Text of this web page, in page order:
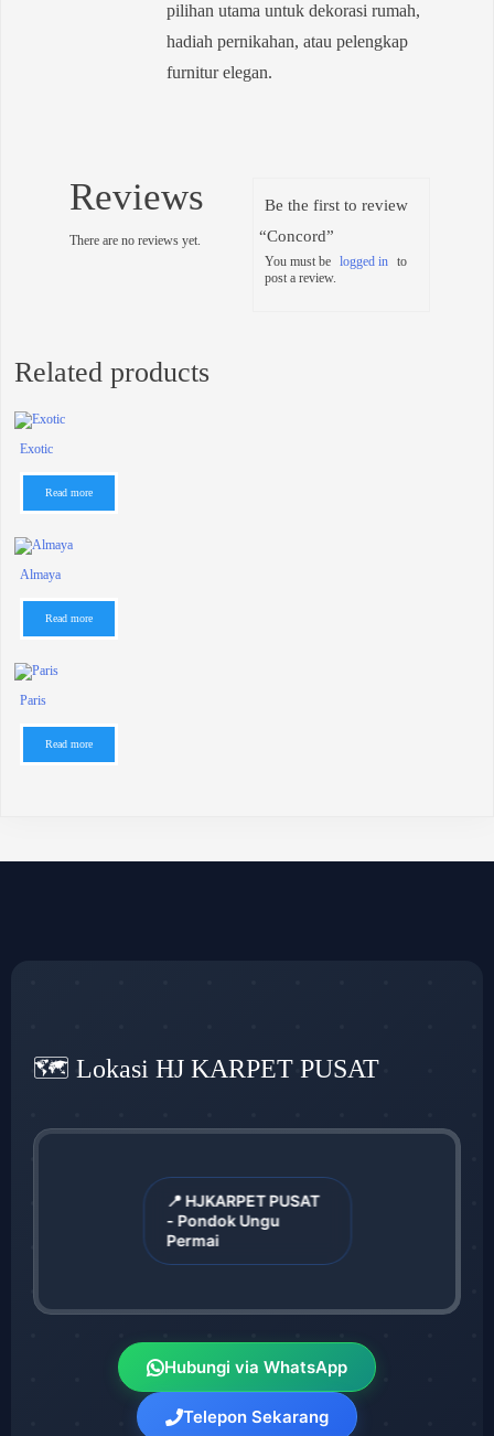
pilihan utama untuk dekorasi rumah,
hadiah pernikahan, atau pelengkap
furnitur elegan.
Reviews
There are no reviews yet.
Be the first to review
“Concord”
You must be logged in to
post a review.
Related products
Exotic
Read more
Almaya
Read more
Paris
Read more
🗺️ Lokasi HJ KARPET PUSAT
📍 HJKARPET PUSAT
- Pondok Ungu
Permai
Hubungi via WhatsApp
Telepon Sekarang